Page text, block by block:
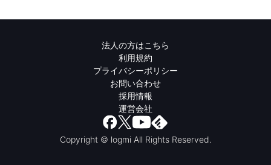
法人の方はこちら
利用規約
プライバシーポリシー
お問い合わせ
採用情報
運営会社
Copyright © logmi All Rights Reserved.